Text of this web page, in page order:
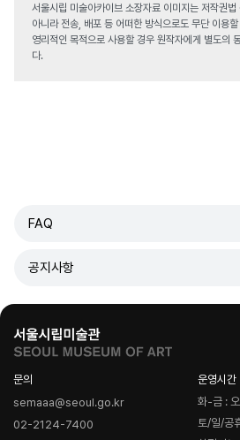
서울시립 미술아카이브 소장자료 이미지는 저작권
아니라 전송, 배포 등 어떠한 방식으로도 무단 이용할
영리적인 목적으로 사용할 경우 원작자에게 별도의
다.
FAQ
공지사항
문의
semaaa@seoul.go.kr
02-2124-7400
운영시간
화-금 :
토/일/공